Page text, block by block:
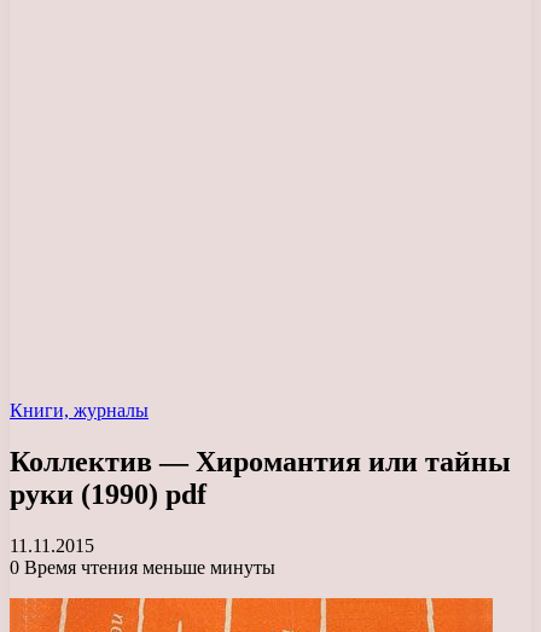
Книги, журналы
Коллектив — Хиромантия или тайны
руки (1990) pdf
11.11.2015
0 Время чтения меньше минуты